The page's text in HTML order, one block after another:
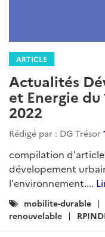
ARTICLE
Actualités
et Energie du
2022
Rédigé par : DG Trésor
compilation
dévelopement
l'environnement....
Catégories
:
mobilite-durable
renouvelable